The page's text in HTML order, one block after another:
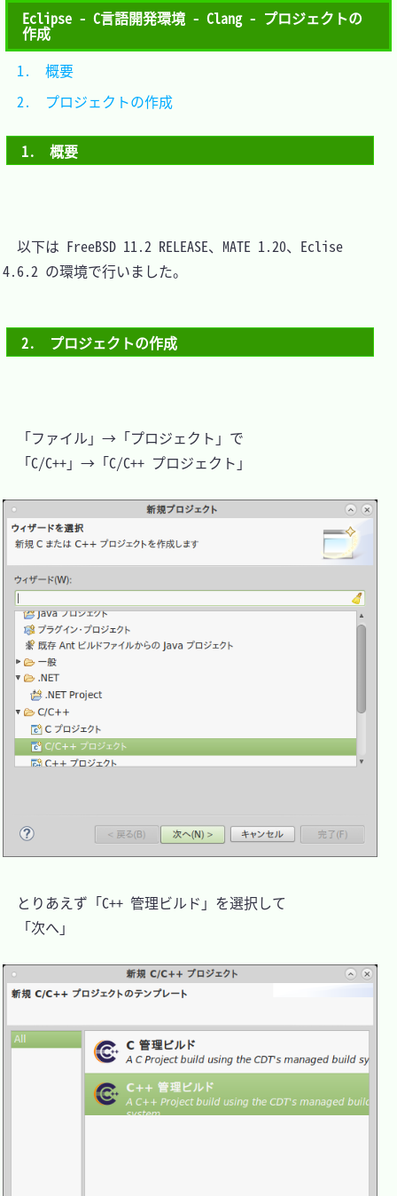
Eclipse - C言語開発環境 - Clang - プロジェクトの
作成
1.　概要
以下は FreeBSD 11.2 RELEASE、MATE 1.20、Eclise
4.6.2 の環境で行いました。
2.　プロジェクトの作成
「ファイル」→「プロジェクト」で
「C/C++」→「C/C++ プロジェクト」
とりあえず「C++ 管理ビルド」を選択して
「次へ」